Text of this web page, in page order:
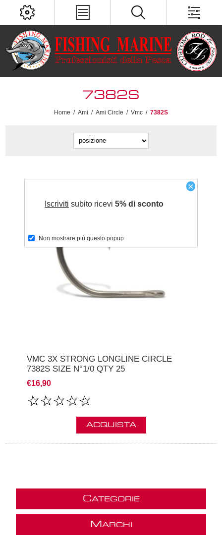
7382S
Home / Ami / Ami Circle / Vmc / 7382S
VMC 3X STRONG LONGLINE CIRCLE
7382S SIZE N°1/0 QTY 25
€16,90
ACQUISTA
CATEGORIE
M ARCHI
×
Iscriviti subito ricevi 5% di sconto
Non mostrare più questo popup